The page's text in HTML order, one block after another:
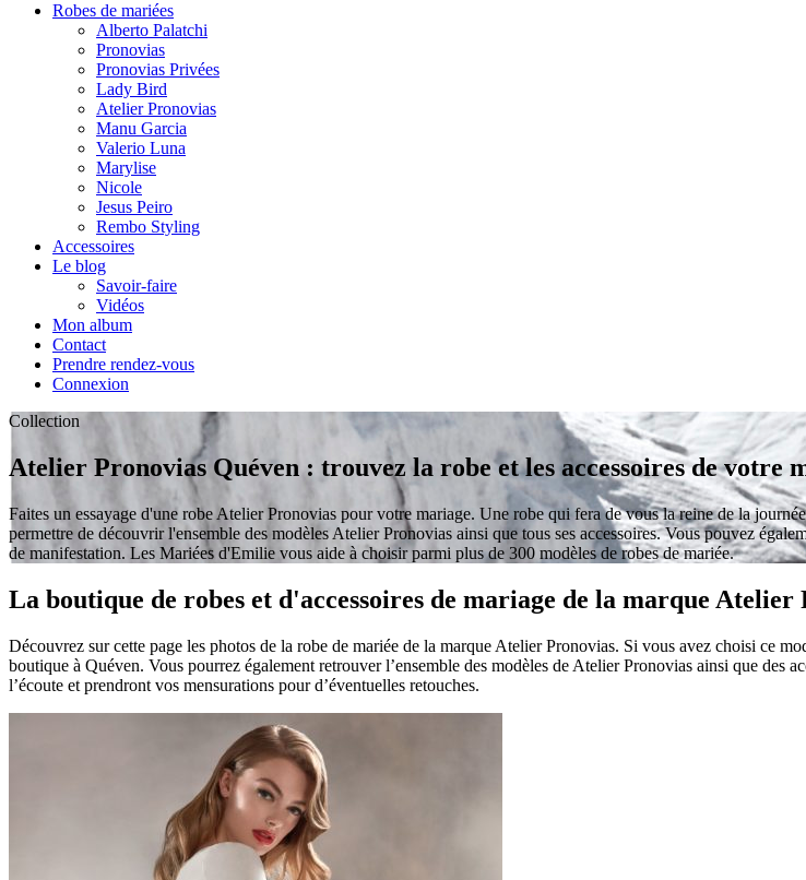
Robes de mariées
Alberto Palatchi
Pronovias
Pronovias Privées
Lady Bird
Atelier Pronovias
Manu Garcia
Valerio Luna
Marylise
Nicole
Jesus Peiro
Rembo Styling
Accessoires
Le blog
Savoir-faire
Vidéos
Mon album
Contact
Prendre rendez-vous
Connexion
Collection
Atelier Pronovias Quéven : trouvez la robe et les accessoires de votre
Faites un essayage d'une robe Atelier Pronovias pour votre mariage. Une robe qui fera de vous la reine de la
permettre de découvrir l'ensemble des modèles Atelier Pronovias ainsi que tous ses accessoires. Vous pouvez
de manifestation. Les Mariées d'Emilie vous aide à choisir parmi plus de 300 modèles de robes de mariée.
La boutique de robes et d'accessoires de mariage de la marque Atelier
Découvrez sur cette page les photos de la robe de mariée de la marque Atelier Pronovias. Si vous avez choisi ce
boutique à Quéven. Vous pourrez également retrouver l’ensemble des modèles de Atelier Pronovias ainsi que des
l’écoute et prendront vos mensurations pour d’éventuelles retouches.